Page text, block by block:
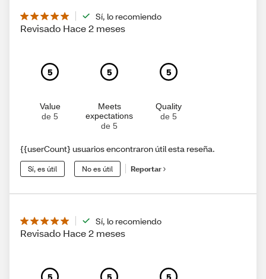
Sí, lo recomiendo
Revisado Hace 2 meses
5
Value
de 5
5
Meets
expectations
de 5
5
Quality
de 5
{{userCount} usuarios encontraron útil esta reseña.
Sí, es útil No es útil Reportar
Sí, lo recomiendo
Revisado Hace 2 meses
5 5 5